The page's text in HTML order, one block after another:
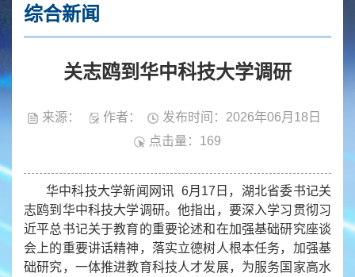
综合新闻
关志鸥到华中科技大学调研
来源： 作者：
发布时间：2026年06月18日
点击量： 169
华中科技大学新闻网讯 6月17日，湖北省委书记关
志鸥到华中科技大学调研。他指出，要深入学习贯彻习
近平总书记关于教育的重要论述和在加强基础研究座谈
会上的重要讲话精神，落实立德树人根本任务，加强基
础研究，一体推进教育科技人才发展，为服务国家高水